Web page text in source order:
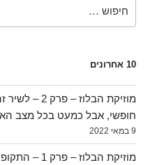
10 אחרונים
מוזיקת
חופשי, אבל כמעט בכל מצב
9 במאי 2022
מוזיקת